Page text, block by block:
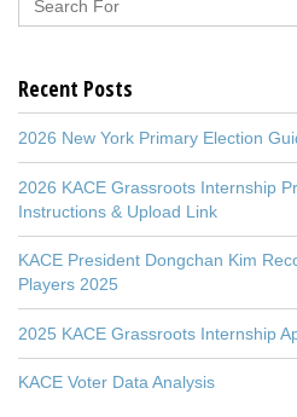
Recent Posts
2026 New York Primary Election
2026 KACE Grassroots Internship
Instructions & Upload Link
KACE President Dongchan Kim
Players 2025
2025 KACE Grassroots Internship
KACE Voter Data Analysis